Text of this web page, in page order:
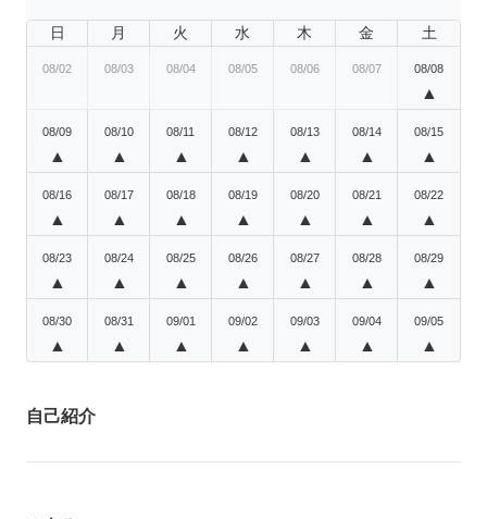
日 月 火 水 木 金 土
08/02 08/03 08/04 08/05 08/06 08/07 08/08
▲
08/09
▲
08/10
▲
08/11
▲
08/12
▲
08/13
▲
08/14
▲
08/15
▲
08/16
▲
08/17
▲
08/18
▲
08/19
▲
08/20
▲
08/21
▲
08/22
▲
08/23
▲
08/24
▲
08/25
▲
08/26
▲
08/27
▲
08/28
▲
08/29
▲
08/30
▲
08/31
▲
09/01
▲
09/02
▲
09/03
▲
09/04
▲
09/05
▲
自己紹介